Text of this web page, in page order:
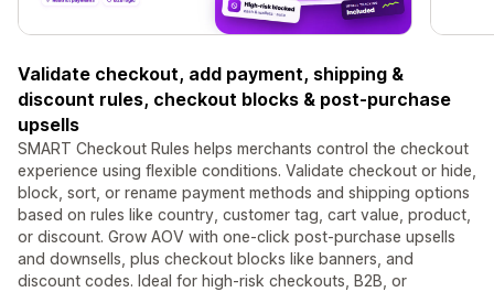
Validate checkout, add payment, shipping &
discount rules, checkout blocks & post-purchase
upsells
SMART Checkout Rules helps merchants control the checkout
experience using flexible conditions. Validate checkout or hide,
block, sort, or rename payment methods and shipping options
based on rules like country, customer tag, cart value, product,
or discount. Grow AOV with one-click post-purchase upsells
and downsells, plus checkout blocks like banners, and
discount codes. Ideal for high-risk checkouts, B2B, or